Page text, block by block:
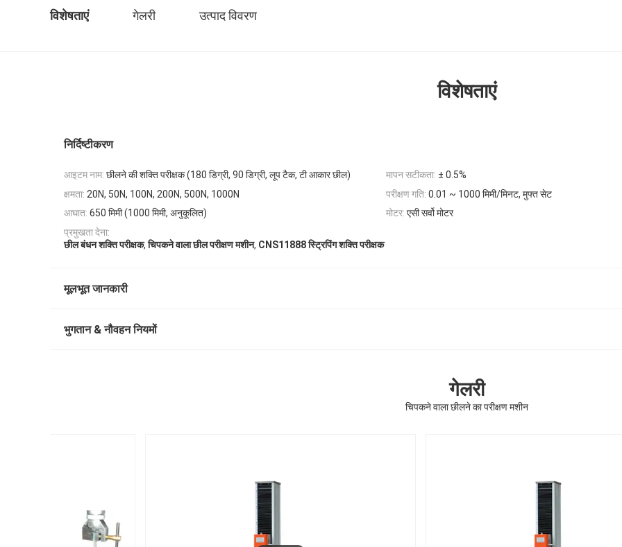
विशेषताएं गेलरी उत्पाद विवरण
विशेषताएं
निर्दिष्टीकरण
आइटम नाम: छीलने की शक्ति परीक्षक (180 डिग्री, 90 डिग्री, लूप टैक, टी आकार छील) मापन सटीकता: ± 0.5%
क्षमता: 20N, 50N, 100N, 200N, 500N, 1000N परीक्षण गति: 0.01 ~ 1000 मिमी/मिनट, मुफ्त सेट
आघात: 650 मिमी (1000 मिमी, अनुकूलित) मोटर: एसी सर्वो मोटर
प्रमुखता देना:
छील बंधन शक्ति परीक्षक,चिपकने वाला छील परीक्षण मशीन, CNS11888 स्ट्रिपिंग शक्ति परीक्षक
मूलभूत जानकारी
भुगतान & नौवहन नियमों
गेलरी
चिपकने वाला छीलने का परीक्षण मशीन